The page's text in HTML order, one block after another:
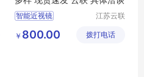
智能近视镜
智能自动变焦镜
江苏云联
装备有限
￥ 800.00 拨打电话